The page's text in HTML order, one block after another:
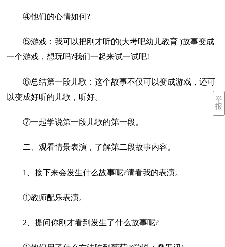
④他们的心情如何?
⑤游戏：我可以把刚才听的(大考吧幼儿教育 )故事变成
一个游戏，想玩吗?我们一起来试一试吧!
⑥总结第一段儿歌：这个故事不仅可以变成游戏，还可
以变成好听的儿歌，听好。
⑦一起学说第一段儿歌的第一段。
二、观看情景表演，了解第二段故事内容。
1、接下来会发生什么故事呢?请看我的表演。
①教师配乐表演。
2、提问你刚才看到发生了什么故事呢?
举
报